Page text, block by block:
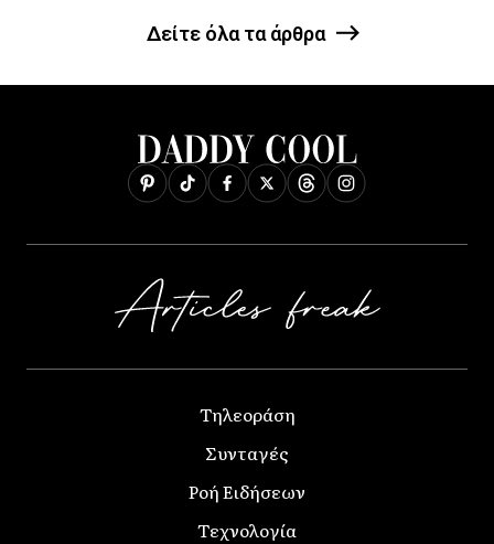
Δείτε όλα τα άρθρα
Τηλεοράση
Συνταγές
Ροή Ειδήσεων
Τεχνολογία